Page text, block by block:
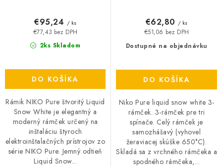
2ks Skladom
€77,43 bez DPH
€95,24 / ks
DO KOŠÍKA
Rámik NIKO Pure štvoritý Liquid
Snow White je elegantný a
moderný rámček určený na
inštaláciu štyroch
elektroinštalačných prístrojov zo
série NIKO Pure. Jemný odtieň
Liquid Snow...
Dostupné na objednávku
€51,06 bez DPH
€62,80 / ks
DO KOŠÍKA
Niko Pure liquid snow white 3-
rámček. 3-rámček pre tri
spínače. Celý rámček je
samozhášavý (vyhovel
žeraviacej skúške 650°C).
Skladá sa z vrchného rámčeka a
spodného rámčeka,...